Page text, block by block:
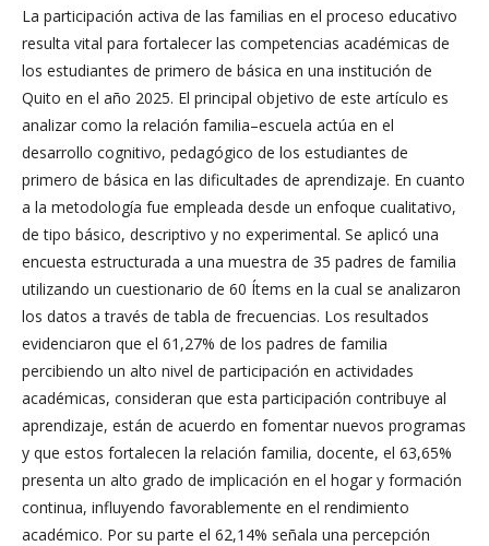
La participación activa de las familias en el proceso educativo
resulta vital para fortalecer las competencias académicas de
los estudiantes de primero de básica en una institución de
Quito en el año 2025. El principal objetivo de este artículo es
analizar como la relación familia–escuela actúa en el
desarrollo cognitivo, pedagógico de los estudiantes de
primero de básica en las dificultades de aprendizaje. En cuanto
a la metodología fue empleada desde un enfoque cualitativo,
de tipo básico, descriptivo y no experimental. Se aplicó una
encuesta estructurada a una muestra de 35 padres de familia
utilizando un cuestionario de 60 Ítems en la cual se analizaron
los datos a través de tabla de frecuencias. Los resultados
evidenciaron que el 61,27% de los padres de familia
percibiendo un alto nivel de participación en actividades
académicas, consideran que esta participación contribuye al
aprendizaje, están de acuerdo en fomentar nuevos programas
y que estos fortalecen la relación familia, docente, el 63,65%
presenta un alto grado de implicación en el hogar y formación
continua, influyendo favorablemente en el rendimiento
académico. Por su parte el 62,14% señala una percepción